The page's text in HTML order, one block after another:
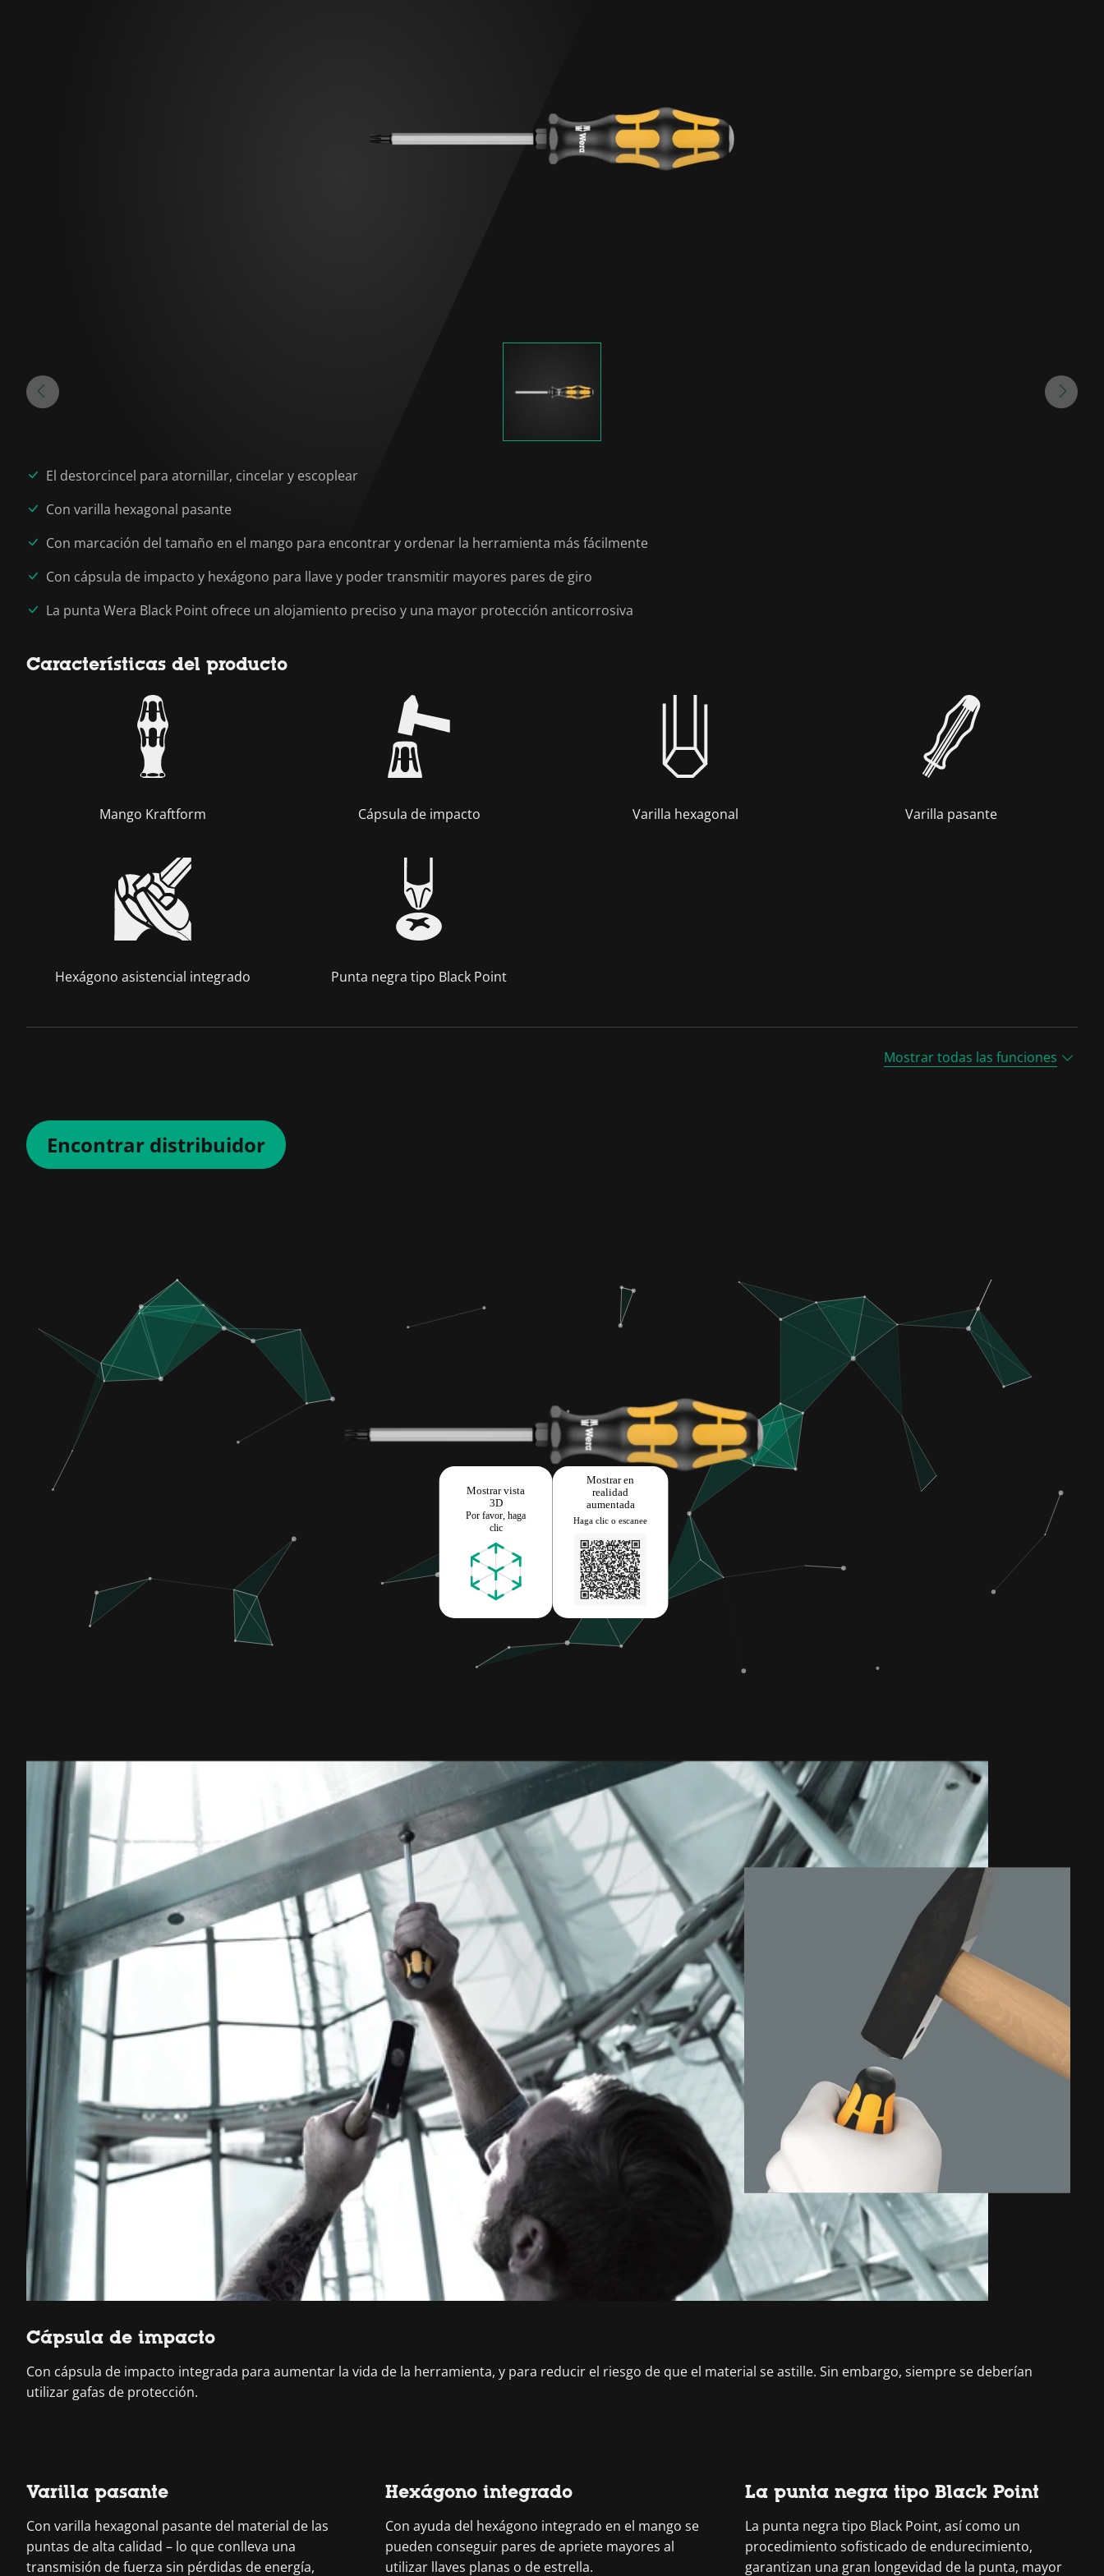
El destorcincel para atornillar, cincelar y escoplear
Con varilla hexagonal pasante
Con marcación del tamaño en el mango para encontrar y ordenar la herramienta más fácilmente
Con cápsula de impacto y hexágono para llave y poder transmitir mayores pares de giro
La punta Wera Black Point ofrece un alojamiento preciso y una mayor protección anticorrosiva
Características del producto
Mango Kraftform Cápsula de impacto Varilla hexagonal Varilla pasante
Hexágono asistencial integrado Punta negra tipo Black Point
Mostrar todas las funciones
Encontrar distribuidor
Cápsula de impacto
Con cápsula de impacto integrada para aumentar la vida de la herramienta, y para reducir el riesgo de que el material se astille. Sin embargo, siempre se deberían
utilizar gafas de protección.
Varilla pasante
Con varilla hexagonal pasante del material de las
puntas de alta calidad – lo que conlleva una
transmisión de fuerza sin pérdidas de energía,
Hexágono integrado
Con ayuda del hexágono integrado en el mango se
pueden conseguir pares de apriete mayores al
utilizar llaves planas o de estrella.
La punta negra tipo Black Point
La punta negra tipo Black Point, así como un
procedimiento sofisticado de endurecimiento,
garantizan una gran longevidad de la punta, mayor